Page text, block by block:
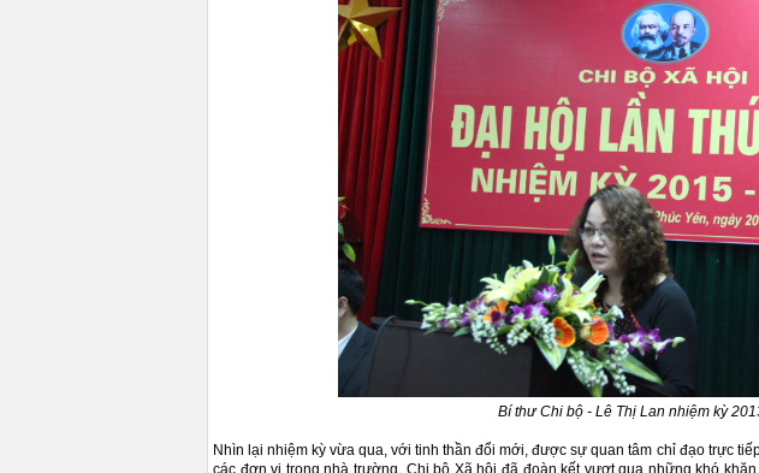
Bí thư Chi bộ - Lê Thị Lan nhiệm kỳ
Nhìn lại nhiệm kỳ vừa qua, với tinh thần đổi mới, được sự quan tâm chỉ đạo trực
các đơn vị trong nhà trường, Chi bộ Xã hội đã đoàn kết vượt qua những khó